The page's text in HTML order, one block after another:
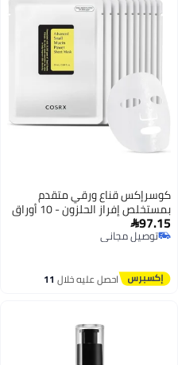
كوسرإكس قناع ورقي متقدم
بمستخلص إفراز الحلزون - 10 أوراق
97.15
توصيل مجاني
توصيل مجاني
احصل عليه خلال 11